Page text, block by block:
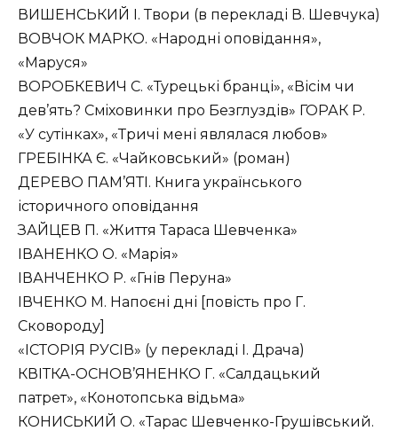
ВИШЕНСЬКИЙ І. Твори (в перекладі В. Шевчука)
ВОВЧОК МАРКО. «Народні оповідання»,
«Маруся»
ВОРОБКЕВИЧ С. «Турецькі бранці», «Вісім чи
дев’ять? Смiховинки про Безглуздів» ГОРАК Р.
«У сутінках», «Тричі мені являлася любов»
ГРЕБІНКА Є. «Чайковський» (роман)
ДЕРЕВО ПАМ’ЯТІ. Книга українського
історичного оповідання
ЗАЙЦЕВ П. «Життя Тараса Шевченка»
ІВАНЕНКО О. «Марія»
ІВАНЧЕНКО Р. «Гнів Перуна»
ІВЧЕНКО М. Напоєні дні [повість про Г.
Сковороду]
«ІСТОРІЯ РУСІВ» (у перекладі І. Драча)
КВІТКА-ОСНОВ’ЯНЕНКО Г. «Салдацький
патрет», «Конотопська відьма»
КОНИСЬКИЙ О. «Тарас Шевченко-Грушівський.